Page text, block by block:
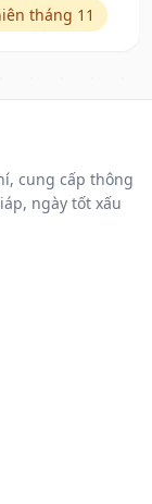
tháng 11
cung cấp thông
ngày tốt xấu